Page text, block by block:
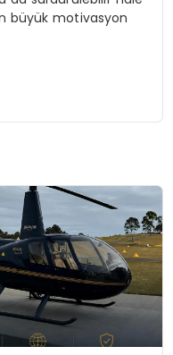
büyük motivasyon